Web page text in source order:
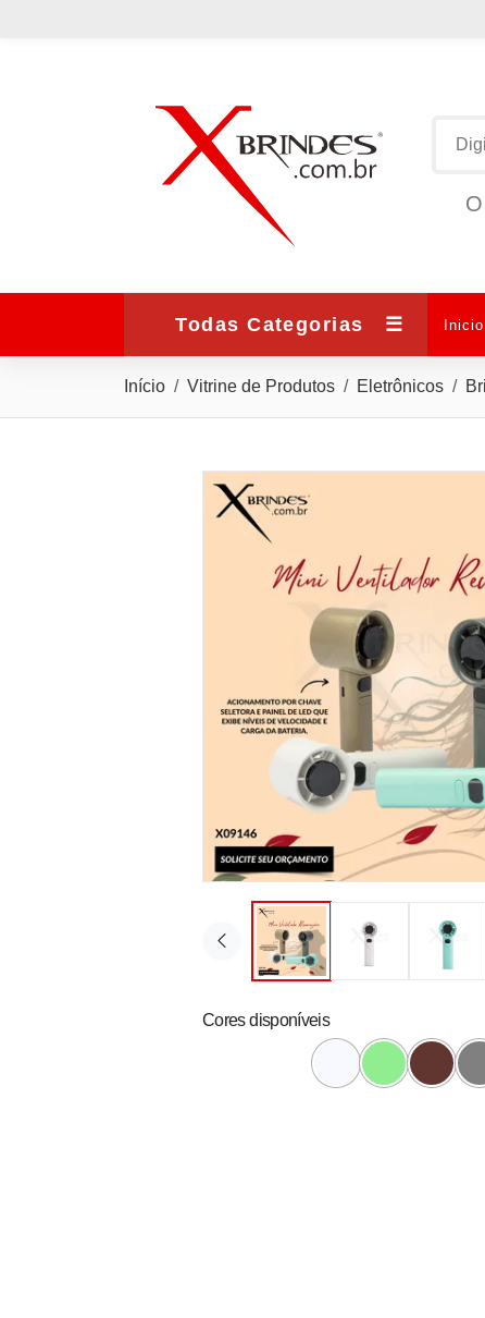
Todas Categorias ☰ Inicio
Início Vitrine de Produtos Eletrônicos
Cores disponíveis